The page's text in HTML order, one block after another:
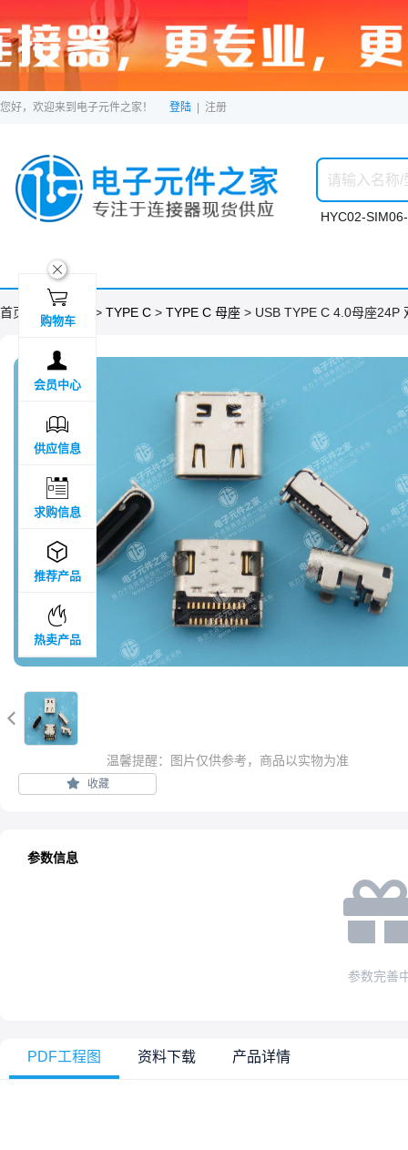
您好，欢迎来到电子元件之家！ 登陆 注册
HYC02-
首页 > 分类目录 > TYPE C > TYPE C 母座 > USB TYPE C 4.0母座24P

温馨提醒：图片仅供参考，商品以实物为准
收藏
参数信息
参数完善
PDF工程图 资料下载 产品详情
ဆ

购物车

会员中心

供应信息

求购信息

推荐产品

热卖产品